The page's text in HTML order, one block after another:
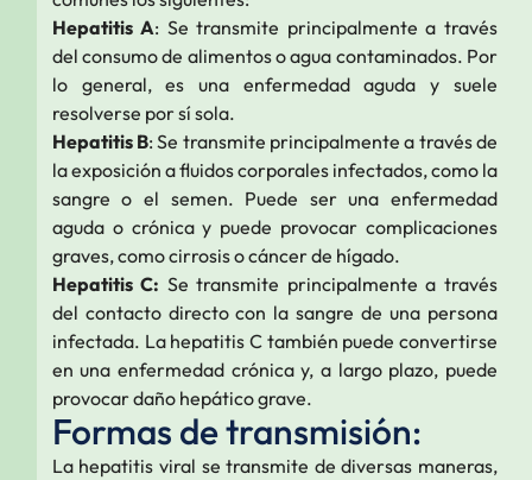
Hepatitis A: Se transmite principalmente a través
del consumo de alimentos o agua contaminados. Por
lo general, es una enfermedad aguda y suele
resolverse por sí sola.
Hepatitis B: Se transmite principalmente a través de
la exposición a fluidos corporales infectados, como la
sangre o el semen. Puede ser una enfermedad
aguda o crónica y puede provocar complicaciones
graves, como cirrosis o cáncer de hígado.
Hepatitis C: Se transmite principalmente a través
del contacto directo con la sangre de una persona
infectada. La hepatitis C también puede convertirse
en una enfermedad crónica y, a largo plazo, puede
provocar daño hepático grave.
Formas de transmisión:
La hepatitis viral se transmite de diversas maneras,